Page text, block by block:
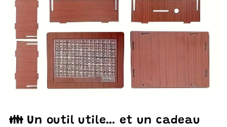
👪 Un outil utile… et un cadeau